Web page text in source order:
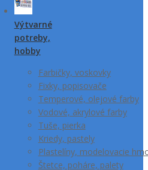
Výtvarné
potreby,
hobby
Farbičky, voskovky
Fixky, popisovače
Temperové, olejové farby
Vodové, akrylové farby
Tuše, pierka
Kriedy, pastely
Plastelíny, modelovacie
Štetce, poháre, palety